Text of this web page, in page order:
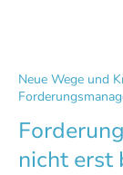
Neue Wege und
nicht erst